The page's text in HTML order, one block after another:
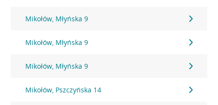
Mikołów, Młyńska 9
Mikołów, Młyńska 9
Mikołów, Młyńska 9
Mikołów, Pszczyńska 14